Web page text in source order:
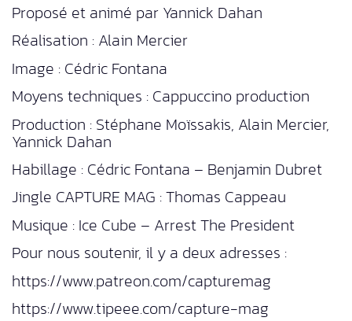
Proposé et animé par Yannick Dahan
Réalisation : Alain Mercier
Image : Cédric Fontana
Moyens techniques : Cappuccino production
Production : Stéphane Moïssakis, Alain Mercier,
Yannick Dahan
Habillage : Cédric Fontana – Benjamin Dubret
Jingle CAPTURE MAG : Thomas Cappeau
Musique : Ice Cube – Arrest The President
Pour nous soutenir, il y a deux adresses :
https://www.patreon.com/capturemag
https://www.tipeee.com/capture-mag